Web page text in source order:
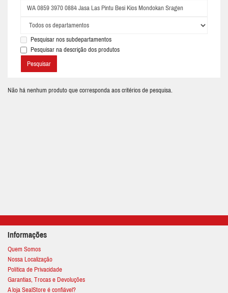
Pesquisar nos subdepartamentos
Pesquisar na descrição dos produtos
Não há nenhum produto que corresponda aos critérios de pesquisa.
Informações
Quem Somos
Nossa Localização
Política de Privacidade
Garantias, Trocas e Devoluções
A loja SealStore é confiável?